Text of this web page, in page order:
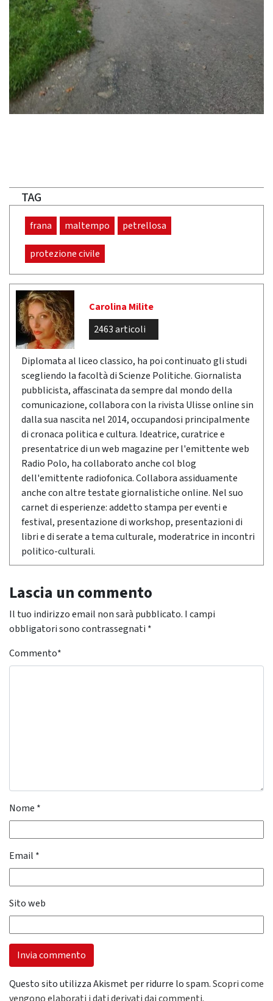
TAG
frana maltempo petrellosa
protezione civile
Carolina Milite
2463 articoli
Diplomata al liceo classico, ha poi continuato gli studi
scegliendo la facoltà di Scienze Politiche. Giornalista
pubblicista, affascinata da sempre dal mondo della
comunicazione, collabora con la rivista Ulisse online sin
dalla sua nascita nel 2014, occupandosi principalmente
di cronaca politica e cultura. Ideatrice, curatrice e
presentatrice di un web magazine per l'emittente web
Radio Polo, ha collaborato anche col blog
dell'emittente radiofonica. Collabora assiduamente
anche con altre testate giornalistiche online. Nel suo
carnet di esperienze: addetto stampa per eventi e
festival, presentazione di workshop, presentazioni di
libri e di serate a tema culturale, moderatrice in incontri
politico-culturali.
Lascia un commento
Il tuo indirizzo email non sarà pubblicato. I campi
obbligatori sono contrassegnati *
Commento*
Nome *
Email *
Sito web
Questo sito utilizza Akismet per ridurre lo spam.Scopri come